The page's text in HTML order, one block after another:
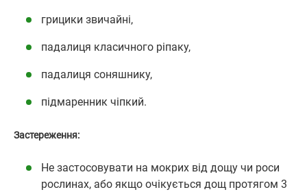
грицики звичайні,
падалиця класичного ріпаку,
падалиця соняшнику,
підмаренник чіпкий.
Застереження:
Не застосовувати на мокрих від дощу чи роси
рослинах, або якщо очікується дощ протягом 3